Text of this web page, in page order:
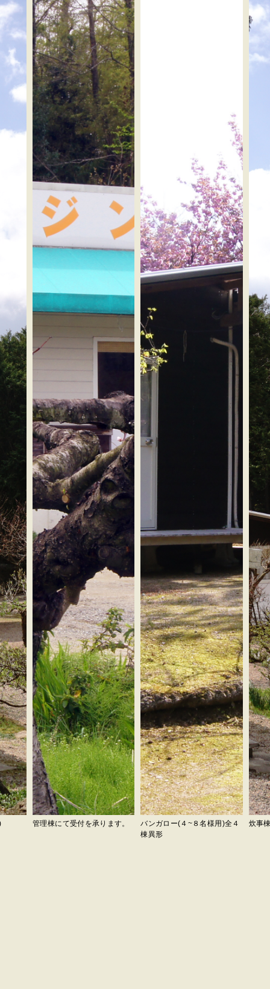
管理棟にて受付を承ります。
バンガロー(４~８名様用)全４
棟異形
炊事